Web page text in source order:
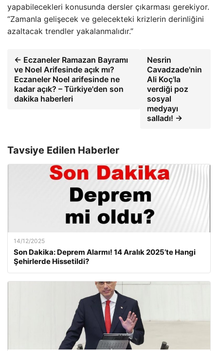
yapabilecekleri konusunda dersler çıkarması gerekiyor.
“Zamanla gelişecek ve gelecekteki krizlerin derinliğini
azaltacak trendler yakalanmalıdır.”
← Eczaneler Ramazan Bayramı
ve Noel Arifesinde açık mı?
Eczaneler Noel arifesinde ne
kadar açık? – Türkiye'den son
dakika haberleri
Nesrin
Cavadzade'nin
Ali Koç'la
verdiği poz
sosyal
medyayı
salladı! →
Tavsiye Edilen Haberler
14/12/2025
Son Dakika: Deprem Alarmı! 14 Aralık 2025’te Hangi
Şehirlerde Hissetildi?